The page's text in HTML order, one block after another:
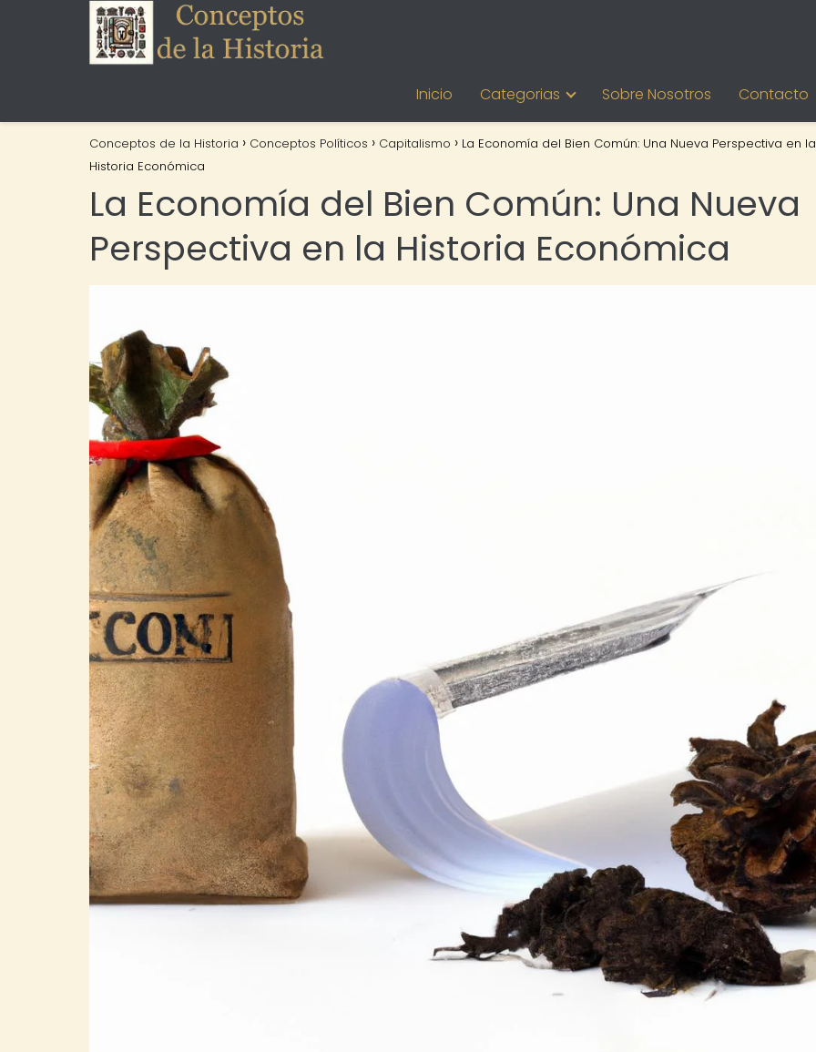
Inicio Categorias Sobre Nosotros Contacto
Conceptos de la Historia Conceptos Políticos Capitalismo
La Economía del Bien Común: Una Nueva Perspectiva en la
Historia Económica
La Economía del Bien Común: Una Nueva
Perspectiva en la Historia Económica